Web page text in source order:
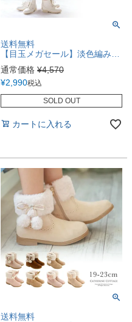
送料無料
【目玉メガセール】淡色編み上げショートブーツ ベージュ編み上げブーツ 子供 カジュアル ブーツ 袴 靴 TAK
通常価格 ¥4,570
¥2,990税込
SOLD OUT
カートに入れる
送料無料